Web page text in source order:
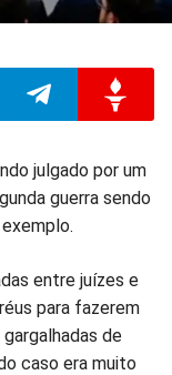
Compartilhar
no
TelegramGettr
julgado por um
guerra sendo
entre juízes e
para fazerem
de
caso era muito